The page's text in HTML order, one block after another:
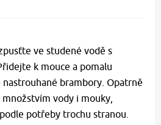
ve studené vodě s
k mouce a pomalu
brambory. Opatrně
množstvím vody i mouky,
potřeby trochu stranou.